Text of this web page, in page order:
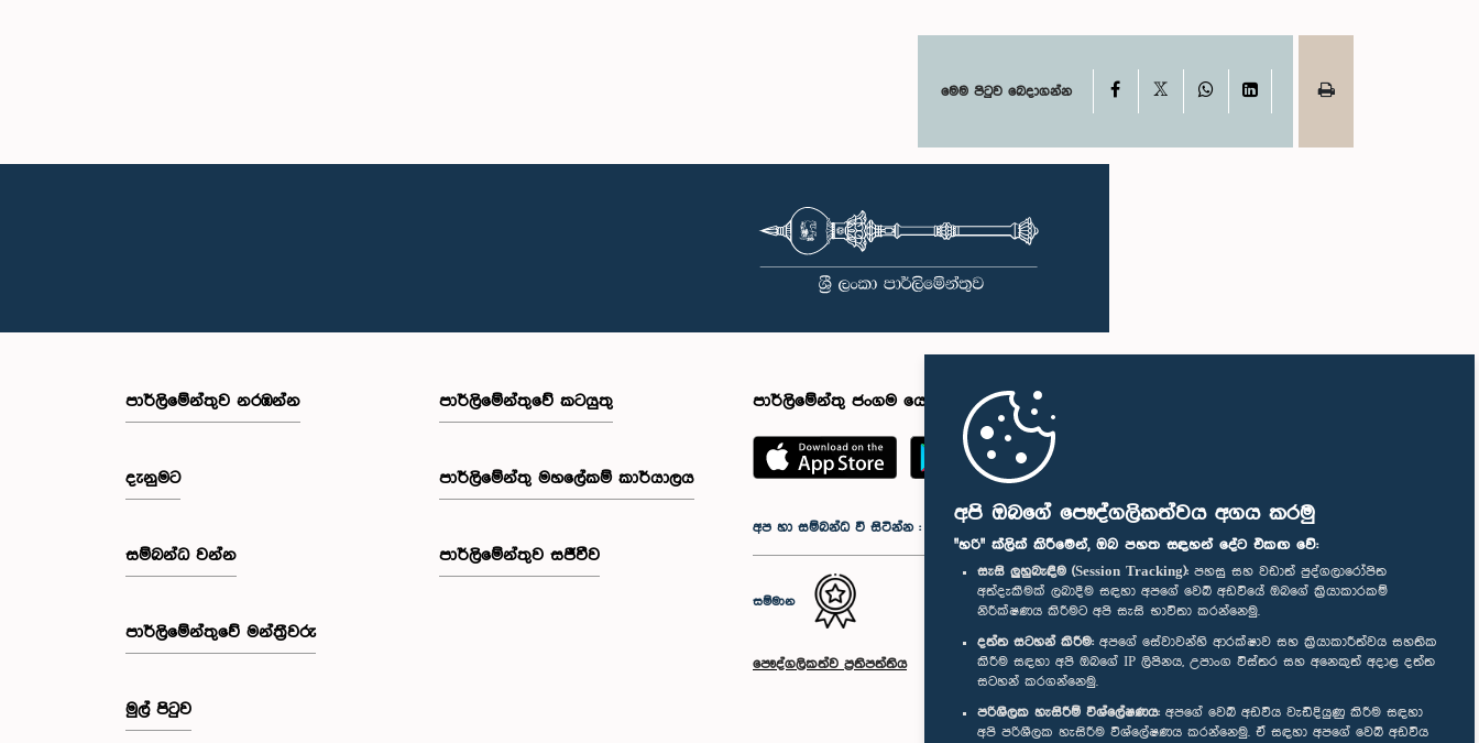
අපි ඔබගේ පෞද්ගලිකත්වය අගය කරමු
"හරි" ක්ලික් කිරීමෙන්, ඔබ පහත සඳහන් දේට එකඟ වේ:
සැසි ලුහුබැඳීම (Session Tracking): පහසු සහ වඩාත් පුද්ගලාරෝපිත
අත්දැකීමක් ලබාදීම සඳහා අපගේ වෙබ් අඩවියේ ඔබගේ ක්‍රියාකාරකම්
නිරීක්ෂණය කිරීමට අපි සැසි භාවිතා කරන්නෙමු.
දත්ත සටහන් කිරීම: අපගේ සේවාවන්හි ආරක්ෂාව සහ ක්‍රියාකාරීත්වය සහතික
කිරීම සඳහා අපි ඔබගේ IP ලිපිනය, උපාංග විස්තර සහ අනෙකුත් අදාළ දත්ත
සටහන් කරගන්නෙමු.
පරිශීලක හැසිරීම් විශ්ලේෂණය: අපගේ වෙබ් අඩවිය වැඩිදියුණු කිරීම සඳහා
අපි පරිශීලක හැසිරීම විශ්ලේෂණය කරන්නෙමු. ඒ සඳහා අපගේ වෙබ් අඩවිය
මෙම පිටුව බෙදාගන්න Facebook WhatsAppLinkedIn
පාර්ලි‌මේන්තුව නරඹන්න
දැනුමට
සම්බන්ධ වන්න
පාර්ලි‌මේන්තුවේ මන්ත්‍රීවරු
මුල් පිටුව
පාර්ලිමේන්තුවේ කටයුතු
පාර්ලිමේන්තු මහලේකම් කාර්යාලය
පාර්ලිමේන්තුව සජීවීව
පාර්ලිමේන්තු ජංගම යෙදුම
අප හා සම්බන්ධ වී සිටින්න :
සම්මාන
පෞද්ගලිකත්ව ප්‍රතිපත්තිය